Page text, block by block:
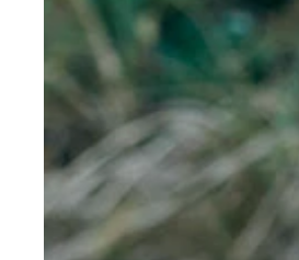
【週プレ プラス！】アザ